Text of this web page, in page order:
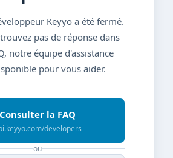
Keyyo a été fermé.
pas de réponse dans
notre équipe d'assistance
pour vous aider.
Consulter la FAQ
developers
ou